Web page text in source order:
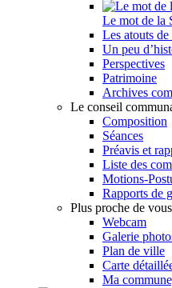
Le mot de la
Les atouts
Un peu
Perspectives
Patrimoine
Archives
Le conseil
Composition
Séances
Préavis et
Liste des
Motions-
Rapports de
Plus proche de vous
Webcam
Galerie
Plan de ville
Carte
Ma